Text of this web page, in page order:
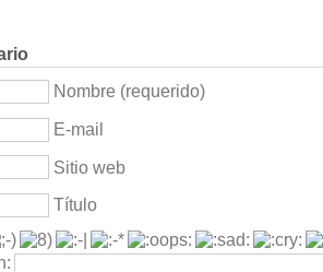
Nombre (requerido)
E-mail
Sitio web
Título